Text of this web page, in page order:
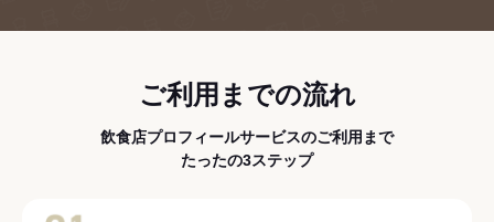
ご利用までの流れ
飲食店プロフィールサービスのご利用まで
たったの3ステップ